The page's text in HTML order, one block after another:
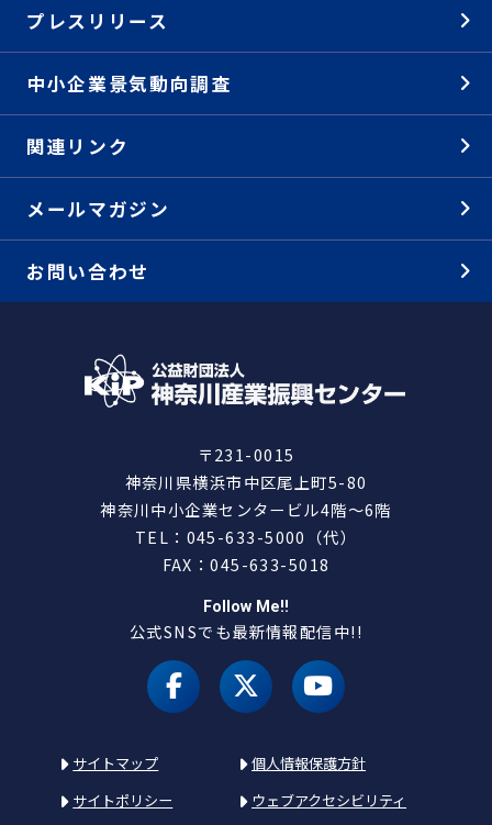
プレスリリース
中小企業景気動向調査
関連リンク
メールマガジン
お問い合わせ
〒231-0015
神奈川県横浜市中区尾上町5-80
神奈川中小企業センタービル4階～6階
TEL：045-633-5000（代）
FAX：045-633-5018
Follow Me!!
公式SNSでも最新情報配信中!!
facebookX（旧 twitter）
youtube
サイトマップ
個人情報保護方針
サイトポリシー
ウェブアクセシビリティ